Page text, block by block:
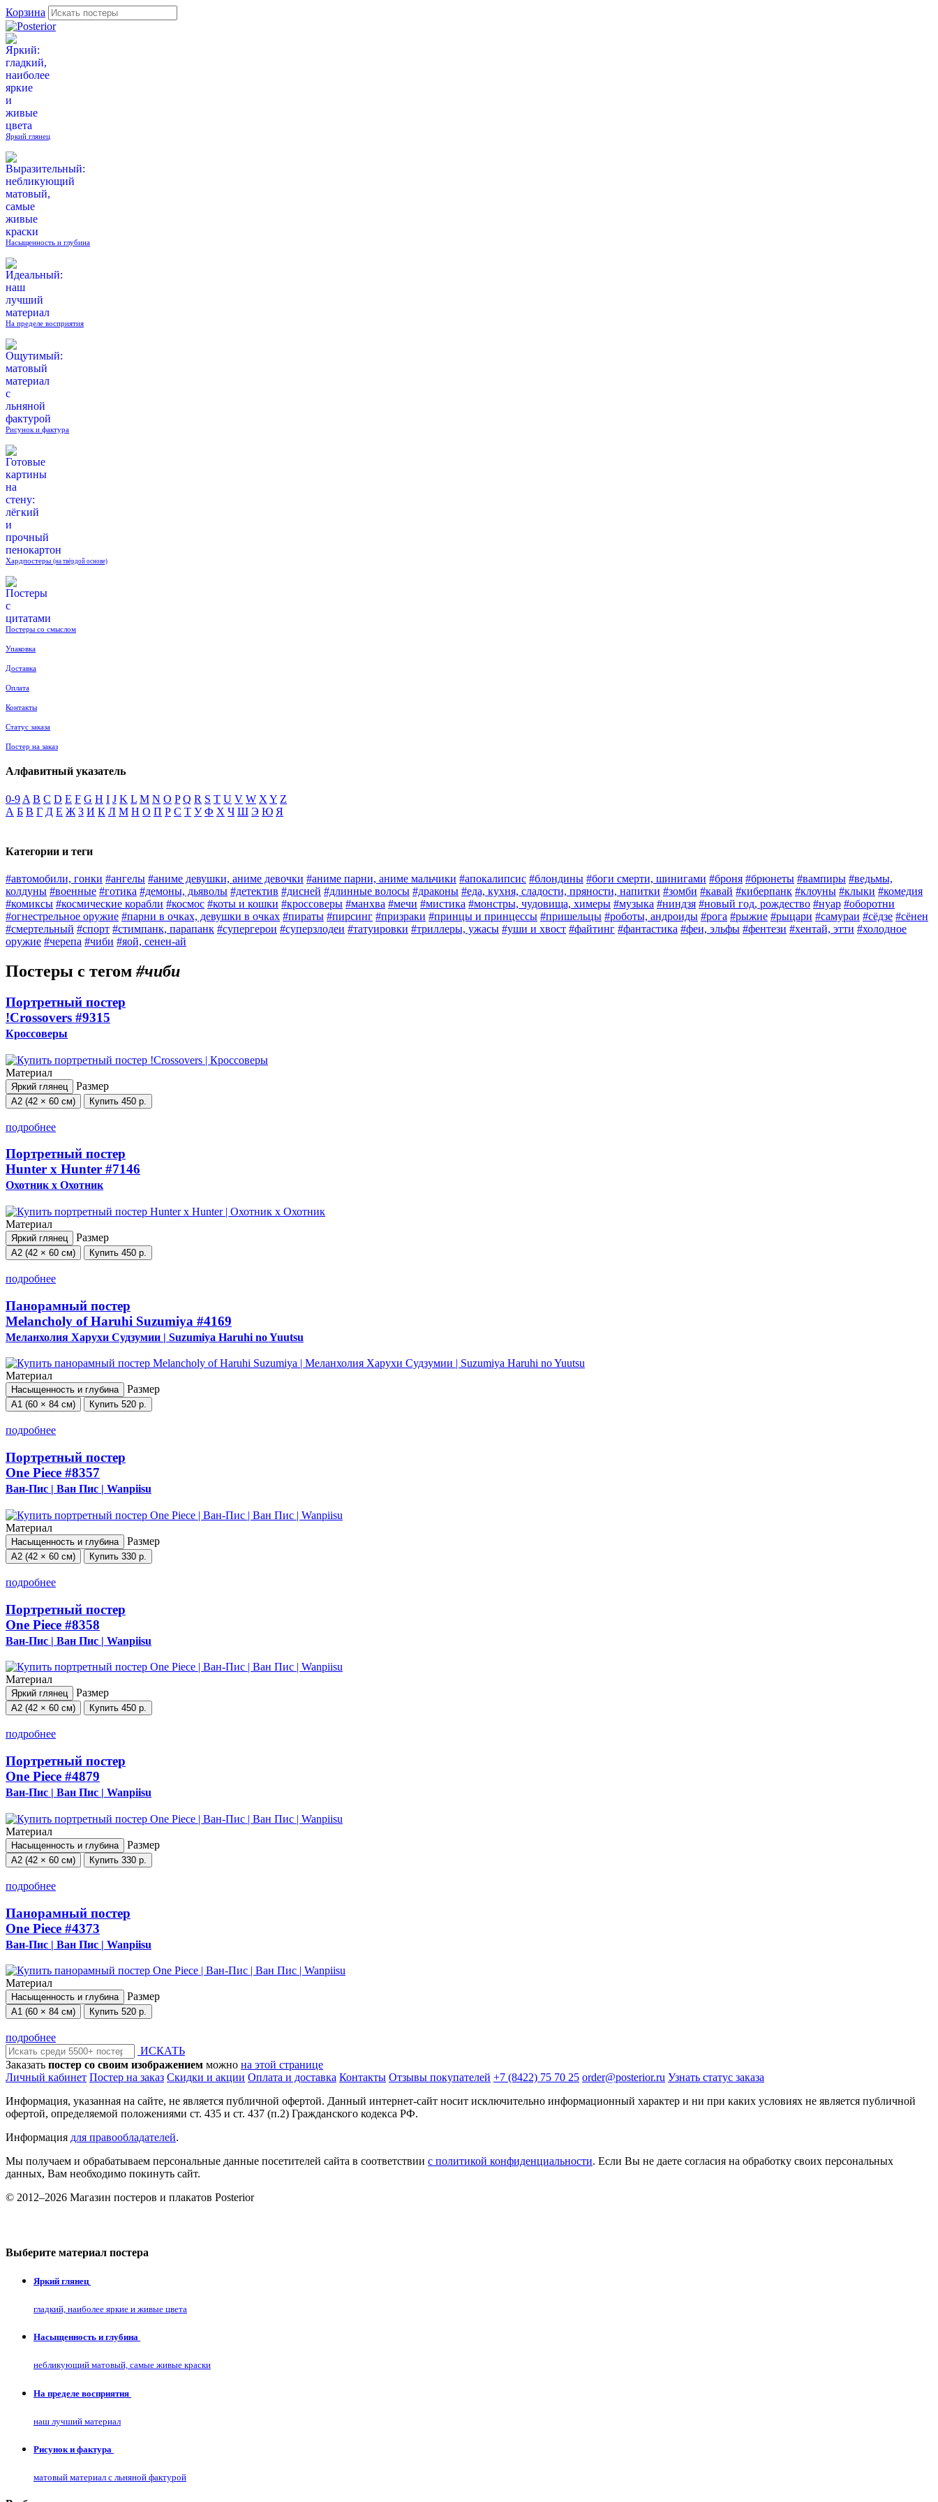
Корзина
Яркий глянец
Насыщенность и глубина
На пределе восприятия
Рисунок и фактура
Хардпостеры (на твёрдой основе)
Постеры со смыслом
Упаковка
Доставка
Оплата
Контакты
Статус заказа
Постер на заказ
Алфавитный указатель
0-9 A B C D E F G H I J K L M N O P Q R S T U V W X Y Z
А Б В Г Д Е Ж З И К Л М Н О П Р С Т У Ф Х Ч Ш Э Ю Я
Категории и теги
#автомобили, гонки #ангелы #аниме девушки, аниме девочки #аниме парни, аниме мальчики #апокалипсис #блондины #боги смерти, шинигами #броня #брюнеты #вампиры #ведьмы,
колдуны #военные #готика #демоны, дьяволы #детектив #дисней #длинные волосы #драконы #еда, кухня, сладости, пряности, напитки #зомби #кавай #киберпанк #клоуны #клыки #комедия
#комиксы #космические корабли #космос #коты и кошки #кроссоверы #манхва #мечи #мистика #монстры, чудовища, химеры #музыка #ниндзя #новый год, рождество #нуар #оборотни
#огнестрельное оружие #парни в очках, девушки в очках #пираты #пирсинг #призраки #принцы и принцессы #пришельцы #роботы, андроиды #рога #рыжие #рыцари #самураи #сёдзе #сёнен
#смертельный #спорт #стимпанк, парапанк #супергерои #суперзлодеи #татуировки #триллеры, ужасы #уши и хвост #файтинг #фантастика #феи, эльфы #фентези #хентай, этти #холодное
оружие #черепа #чиби #яой, сенен-ай
Постеры с тегом #чиби
Портретный постер
!Crossovers #9315
Кроссоверы
Материал
Яркий глянец Размер
А2 (42 × 60 см) Купить 450 р.
подробнее
Портретный постер
Hunter x Hunter #7146
Охотник х Охотник
Материал
Яркий глянец Размер
А2 (42 × 60 см) Купить 450 р.
подробнее
Панорамный постер
Melancholy of Haruhi Suzumiya #4169
Меланхолия Харухи Судзумии | Suzumiya Haruhi no Yuutsu
Материал
Насыщенность и глубина Размер
А1 (60 × 84 см) Купить 520 р.
подробнее
Портретный постер
One Piece #8357
Ван-Пис | Ван Пис | Wanpiisu
Материал
Насыщенность и глубина Размер
А2 (42 × 60 см) Купить 330 р.
подробнее
Портретный постер
One Piece #8358
Ван-Пис | Ван Пис | Wanpiisu
Материал
Яркий глянец Размер
А2 (42 × 60 см) Купить 450 р.
подробнее
Портретный постер
One Piece #4879
Ван-Пис | Ван Пис | Wanpiisu
Материал
Насыщенность и глубина Размер
А2 (42 × 60 см) Купить 330 р.
подробнее
Панорамный постер
One Piece #4373
Ван-Пис | Ван Пис | Wanpiisu
Материал
Насыщенность и глубина Размер
А1 (60 × 84 см) Купить 520 р.
подробнее
ИСКАТЬ
Заказать постер со своим изображением можно на этой странице
Личный кабинет Постер на заказ Скидки и акции Оплата и доставка Контакты Отзывы покупателей +7 (8422) 75 70 25 order@posterior.ru Узнать статус заказа
Информация, указанная на сайте, не является публичной офертой. Данный интернет-сайт носит исключительно информационный характер и ни при каких условиях не является публичной
офертой, определяемой положениями ст. 435 и ст. 437 (п.2) Гражданского кодекса РФ.
Информация для правообладателей.
Мы получаем и обрабатываем персональные данные посетителей сайта в соответствии с политикой конфиденциальности. Если Вы не даете согласия на обработку своих персональных
данных, Вам необходимо покинуть сайт.
© 2012–2026 Магазин постеров и плакатов Posterior
Выберите материал постера
Яркий глянец
гладкий, наиболее яркие и живые цвета
Насыщенность и глубина
небликующий матовый, самые живые краски
На пределе восприятия
наш лучший материал
Рисунок и фактура
матовый материал с льняной фактурой